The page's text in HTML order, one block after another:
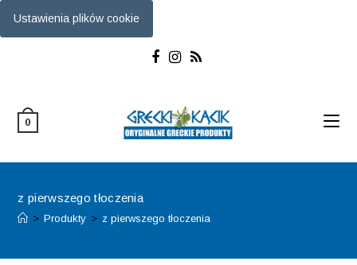
Ustawienia plików cookie
0
z pierwszego tłoczenia
> Produkty > z pierwszego tłoczenia